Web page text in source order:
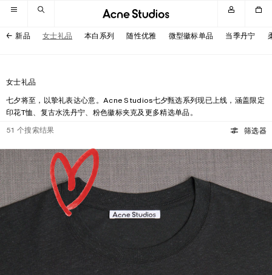
跳转至导航
跳转至主内容区域
跳转至页脚
新品 女士礼品 本白系列 随性优雅 微型徽标单品 当季丹宁
女士礼品
七夕将至，以挚礼表达心意。Acne Studios七夕甄选系列现已上线，涵盖限定
印花T恤、复古水洗丹宁、粉色徽标夹克及更多精选单品。
51 个搜索结果 筛选器